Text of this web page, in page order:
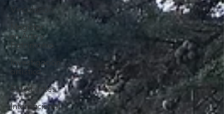
Vinculación
Magíster
en Arte y
Patrimonio
Investigación
artística
Estudiantes
Internacional